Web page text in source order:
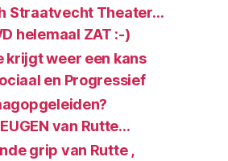
Straatvecht Theater…
helemaal ZAT :-)
krijgt weer een kans
en Progressief
van Rutte…
grip van Rutte ,